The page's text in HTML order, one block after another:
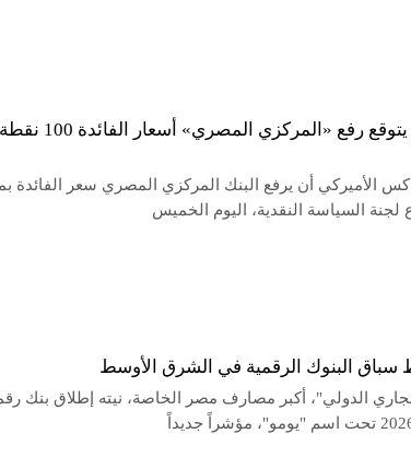
«جولدمان ساكس» يتوقع رفع «المركزي المصري» أسعار الفائدة 100 نقطة
الأميركي أن يرفع البنك المركزي المصري سعر الفائدة
البنوك الرقمية في الشرق الأوسط
الدولي"، أكبر مصارف مصر الخاصة، نيته إطلاق بنك